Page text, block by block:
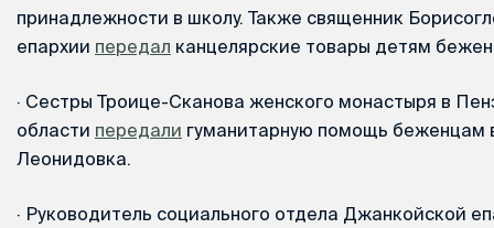
принадлежности в школу. Также священник
епархии передал канцелярские товары детям
· Сестры Троице-Сканова женского монастыря в
области передали гуманитарную помощь беженцам
Леонидовка.
· Руководитель социального отдела Джанкойской